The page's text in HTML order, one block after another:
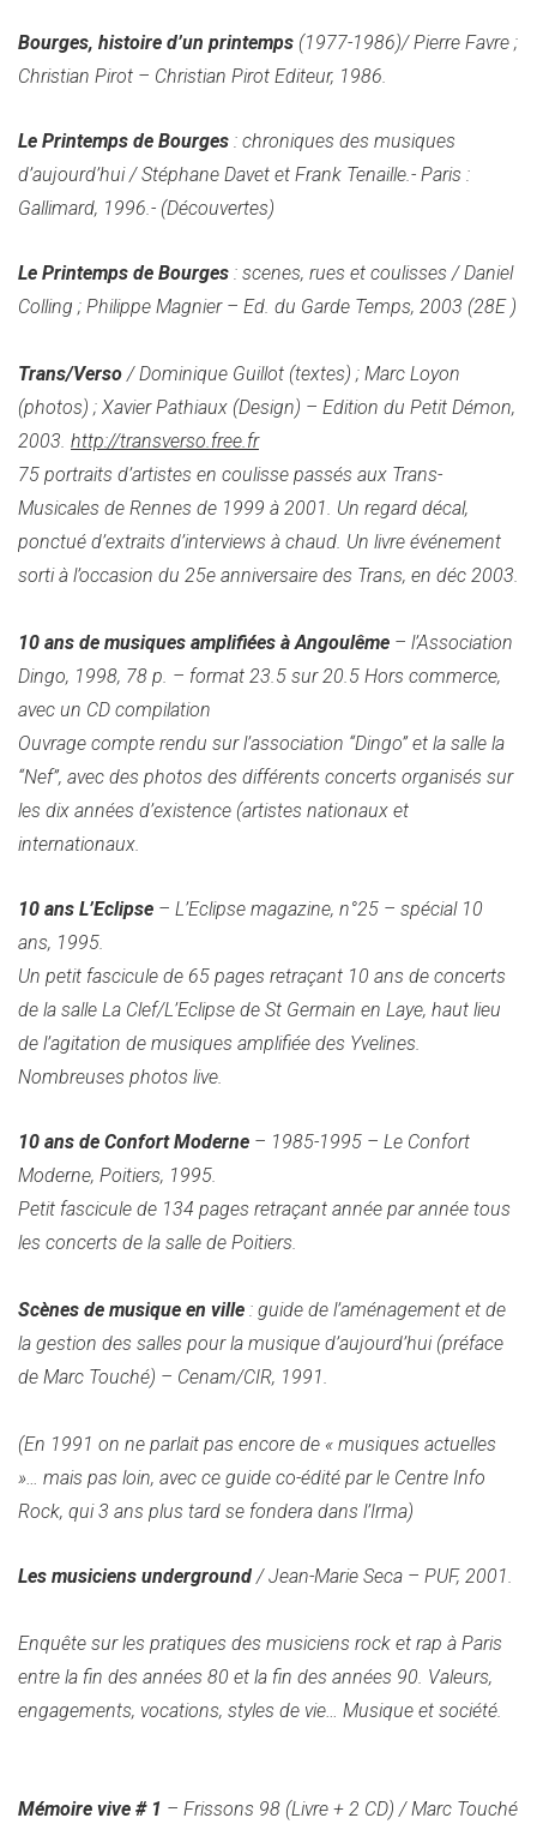
Bourges, histoire d’un printemps (1977-1986)/ Pierre Favre ;
Christian Pirot – Christian Pirot Editeur, 1986.
Le Printemps de Bourges : chroniques des musiques
d’aujourd’hui / Stéphane Davet et Frank Tenaille.- Paris :
Gallimard, 1996.- (Découvertes)
Le Printemps de Bourges : scenes, rues et coulisses / Daniel
Colling ; Philippe Magnier – Ed. du Garde Temps, 2003 (28E )
Trans/Verso / Dominique Guillot (textes) ; Marc Loyon
(photos) ; Xavier Pathiaux (Design) – Edition du Petit Démon,
2003. http://transverso.free.fr
75 portraits d’artistes en coulisse passés aux Trans-
Musicales de Rennes de 1999 à 2001. Un regard décal,
ponctué d’extraits d’interviews à chaud. Un livre événement
sorti à l’occasion du 25e anniversaire des Trans, en déc 2003.
10 ans de musiques amplifiées à Angoulême – l’Association
Dingo, 1998, 78 p. – format 23.5 sur 20.5 Hors commerce,
avec un CD compilation
Ouvrage compte rendu sur l’association “Dingo” et la salle la
“Nef”, avec des photos des différents concerts organisés sur
les dix années d’existence (artistes nationaux et
internationaux.
10 ans L’Eclipse – L’Eclipse magazine, n°25 – spécial 10
ans, 1995.
Un petit fascicule de 65 pages retraçant 10 ans de concerts
de la salle La Clef/L’Eclipse de St Germain en Laye, haut lieu
de l’agitation de musiques amplifiée des Yvelines.
Nombreuses photos live.
10 ans de Confort Moderne – 1985-1995 – Le Confort
Moderne, Poitiers, 1995.
Petit fascicule de 134 pages retraçant année par année tous
les concerts de la salle de Poitiers.
Scènes de musique en ville : guide de l’aménagement et de
la gestion des salles pour la musique d’aujourd’hui (préface
de Marc Touché) – Cenam/CIR, 1991.
(En 1991 on ne parlait pas encore de « musiques actuelles
»… mais pas loin, avec ce guide co-édité par le Centre Info
Rock, qui 3 ans plus tard se fondera dans l’Irma)
Les musiciens underground / Jean-Marie Seca – PUF, 2001.
Enquête sur les pratiques des musiciens rock et rap à Paris
entre la fin des années 80 et la fin des années 90. Valeurs,
engagements, vocations, styles de vie… Musique et société.
Mémoire vive # 1 – Frissons 98 (Livre + 2 CD) / Marc Touché